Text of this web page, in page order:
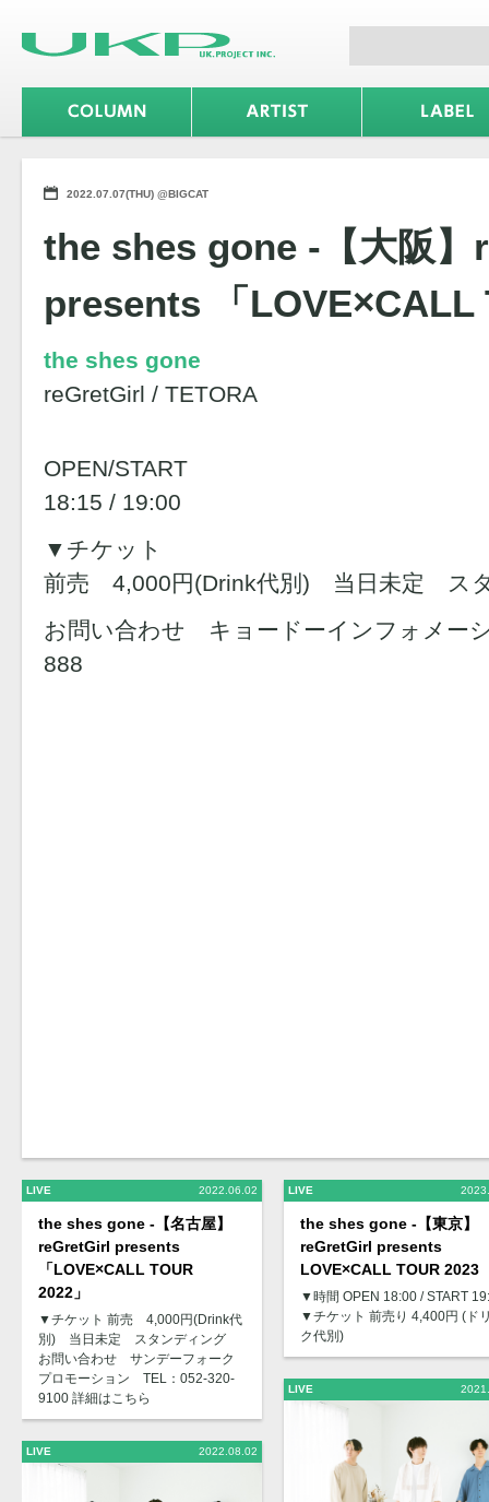
2022.07.07(THU) @BIGCAT
the shes gone -【大阪
presents 「LOVE×CALL
the shes gone
reGretGirl / TETORA
OPEN/START
18:15 / 19:00
▼チケット
前売 4,000円(Drink代別) 当日未定 ス
お問い合わせ キョードーインフォメー
888
LIVE 2022.06.02
the shes gone -【名古屋】
reGretGirl presents
「LOVE×CALL TOUR
2022」
▼チケット 前売 4,000円(Drink代
別) 当日未定 スタンディング
お問い合わせ サンデーフォーク
プロモーション TEL：052-320-
9100 詳細はこちら
LIVE 2022.08.02
LIVE
the shes gone -【東京】
reGretGirl presents
LOVE×CALL TOUR 2023
▼時間 OPEN 18:00 / START
▼チケット 前売り 4,400円 (ド
ク代別)
LIVE